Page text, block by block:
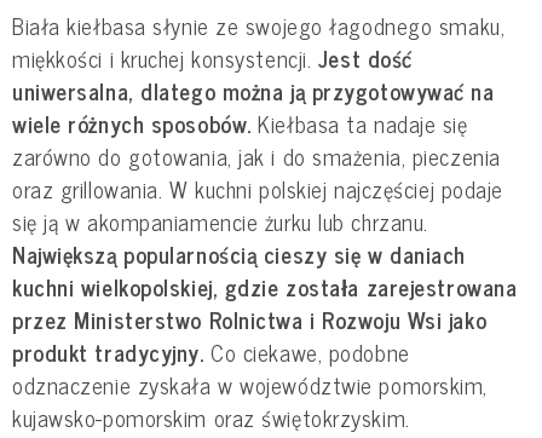
Biała kiełbasa słynie ze swojego łagodnego smaku,
miękkości i kruchej konsystencji. Jest dość
uniwersalna, dlatego można ją przygotowywać na
wiele różnych sposobów. Kiełbasa ta nadaje się
zarówno do gotowania, jak i do smażenia, pieczenia
oraz grillowania. W kuchni polskiej najczęściej podaje
się ją w akompaniamencie żurku lub chrzanu.
Największą popularnością cieszy się w daniach
kuchni wielkopolskiej, gdzie została zarejestrowana
przez Ministerstwo Rolnictwa i Rozwoju Wsi jako
produkt tradycyjny.Co ciekawe, podobne
odznaczenie zyskała w województwie pomorskim,
kujawsko-pomorskim oraz świętokrzyskim.